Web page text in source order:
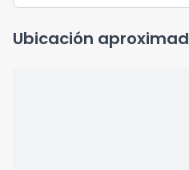
Ubicación